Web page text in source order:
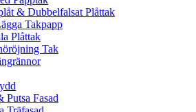
& Dubbelfalsat Plåttak
Takpapp
Plåttak
Tak
Putsa Fasad